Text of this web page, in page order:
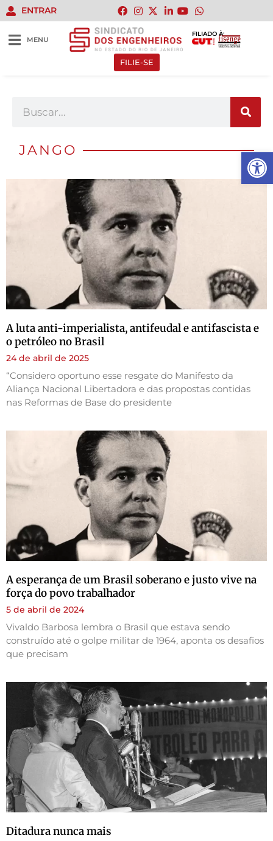
Abrir
ENTRAR
MENU
FILIADO À:
FILIE-SE
JANGO
A luta anti-imperialista, antifeudal e antifascista e
o petróleo no Brasil
24 de abril de 2025
“Considero oportuno esse resgate do Manifesto da
Aliança Nacional Libertadora e das propostas contidas
nas Reformas de Base do presidente
A esperança de um Brasil soberano e justo vive na
força do povo trabalhador
5 de abril de 2024
Vivaldo Barbosa lembra o Brasil que estava sendo
construído até o golpe militar de 1964, aponta os desafios
que precisam
Ditadura nunca mais